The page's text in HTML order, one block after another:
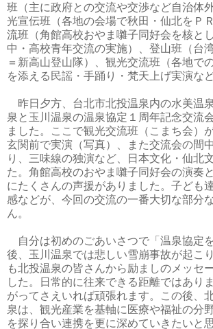
班（主に政府との交流や交渉など自治体
光宣伝班（各地の会場で秋田・仙北をＰ
流班（角館高校おやま囃子同好会を核と
中・高校青年交流の実施）、登山班（台
＝新高山登山隊）、観光交流班（各地で
を添える民謡・手踊り・梵天上げ実演な
昨日夕方、台北市北投温泉内の水美温
泉と玉川温泉の温泉協定１周年記念交流
ました。ここで観光交流班（こまち会）
玄関前で実演（写真）、また交流会の間
り、三味線の独演など、日本文化・仙北
た。角館高校のおやま囃子同好会の演奏
にたくさんの声援がありました。子ども
感などが、今回の交流の一番大切な部分
ん。
自分は初めのごあいさつで「温泉協定
後、玉川温泉では悲しい雪崩事故が起こ
も北投温泉の皆さんから励ましのメッセ
した。日常的に往来できる距離ではあり
がってさえいれば頑張れます。この後、
泉は、観光産業を基軸に医療や福祉の分
を探り合い連携を更に深めていきたいと